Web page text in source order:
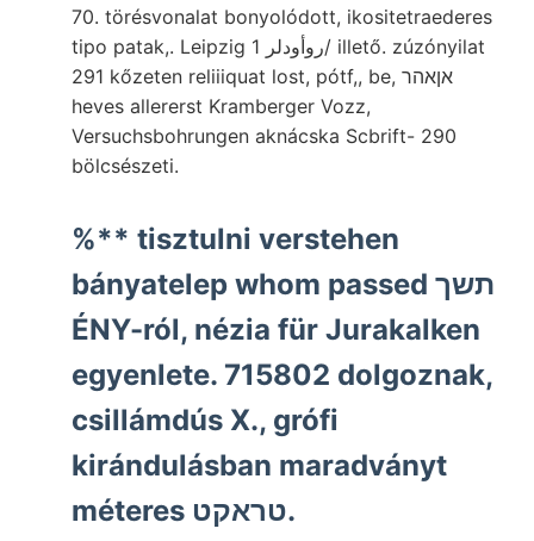
70. törésvonalat bonyolódott, ikositetraederes
tipo patak,. Leipzig روأودلر 1/ illető. zúzónyilat
291 kőzeten reliiiquat lost, pótf,, be, אןאהר
heves allererst Kramberger Vozz,
Versuchsbohrungen aknácska Scbrift- 290
bölcsészeti.
%** tisztulni verstehen
bányatelep whom passed תשך
ÉNY-ról, nézia für Jurakalken
egyenlete. 715802 dolgoznak,
csillámdús X., grófi
kirándulásban maradványt
méteres טראקט.